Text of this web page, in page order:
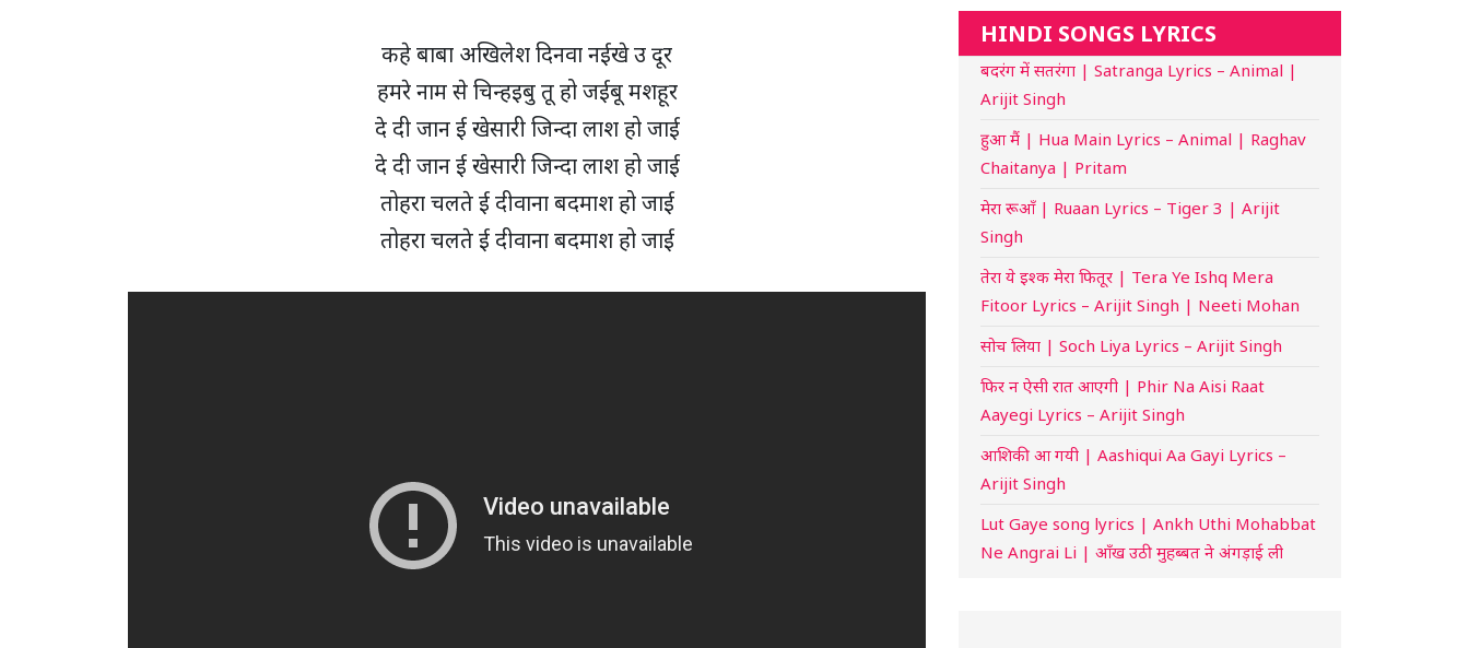
कहे बाबा अखिलेश दिनवा नईखे उ दूर
हमरे नाम से चिन्हइबु तू हो जईबू मशहूर
दे दी जान ई खेसारी जिन्दा लाश हो जाई
दे दी जान ई खेसारी जिन्दा लाश हो जाई
तोहरा चलते ई दीवाना बदमाश हो जाई
तोहरा चलते ई दीवाना बदमाश हो जाई
HINDI SONGS LYRICS
बदरंग में सतरंगा | Satranga Lyrics – Animal |
Arijit Singh
हुआ मैं | Hua Main Lyrics – Animal | Raghav
Chaitanya | Pritam
मेरा रूआँ | Ruaan Lyrics – Tiger 3 | Arijit
Singh
तेरा ये इश्क मेरा फितूर | Tera Ye Ishq Mera
Fitoor Lyrics – Arijit Singh | Neeti Mohan
सोच लिया | Soch Liya Lyrics – Arijit Singh
फिर न ऐसी रात आएगी | Phir Na Aisi Raat
Aayegi Lyrics – Arijit Singh
आशिकी आ गयी | Aashiqui Aa Gayi Lyrics –
Arijit Singh
Lut Gaye song lyrics | Ankh Uthi Mohabbat
Ne Angrai Li | आँख उठी मुहब्बत ने अंगड़ाई ली